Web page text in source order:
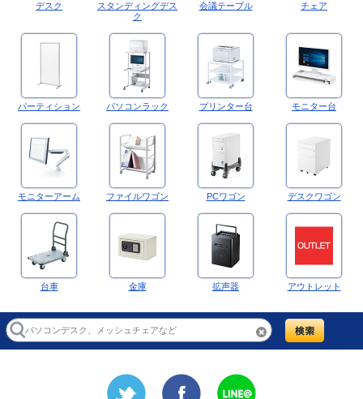
デスク
スタンディングデス
ク
会議テーブル チェア
パーティション パソコンラック プリンター台 モニター台
モニターアーム ファイルワゴン PCワゴン デスクワゴン
台車 金庫 拡声器 アウトレット